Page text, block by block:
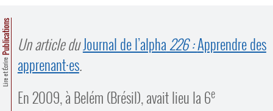
Contacts
Lire et Écrire
Publications Un article duJournal de l’alpha226 :Apprendre des
apprenant·es.
En 2009, à Belém (Brésil), avait lieu la 6e